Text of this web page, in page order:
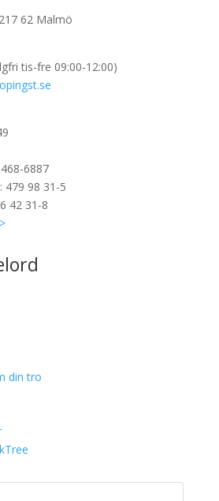
62 Malmö
tis-fre 09:00-12:00)
6887
479 98 31-5
42 31-8
din tro